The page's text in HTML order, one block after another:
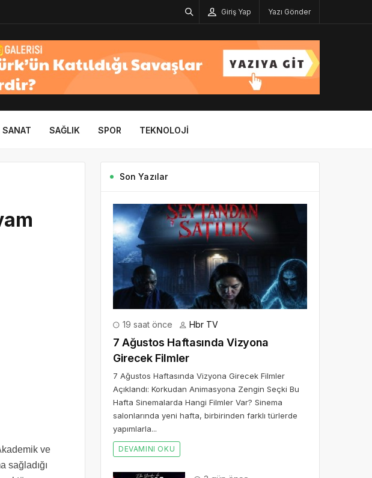
Giriş Yap Yazı Gönder
SANAT SAĞLIK SPOR TEKNOLOJI
ve
sağladığı
Son Yazılar
19 saat önce Hbr TV
7 Ağustos Haftasında Vizyona
Girecek Filmler
7 Ağustos Haftasında Vizyona Girecek Filmler
Açıklandı: Korkudan Animasyona Zengin Seçki Bu
Hafta Sinemalarda Hangi Filmler Var? Sinema
salonlarında yeni hafta, birbirinden farklı türlerde
yapımlarla...
DEVAMINI OKU